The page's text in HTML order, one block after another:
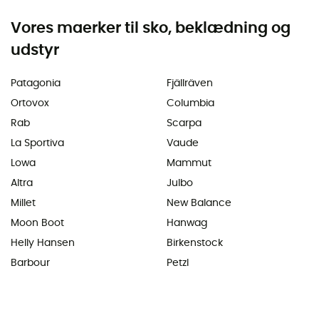
Vores maerker til sko, beklædning og
udstyr
Patagonia
Ortovox
Rab
La Sportiva
Lowa
Altra
Millet
Moon Boot
Helly Hansen
Barbour
Fjällräven
Columbia
Scarpa
Vaude
Mammut
Julbo
New Balance
Hanwag
Birkenstock
Petzl